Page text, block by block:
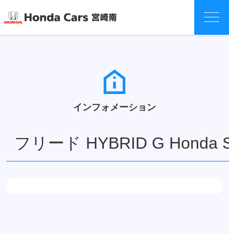
インフォメーション
フリード HYBRID G Honda